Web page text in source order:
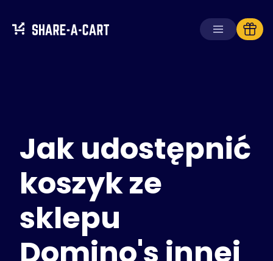
Rozwiązania
Dla konsumentów
Dla szkół
Dla firm
Zaloguj się
Jak udostępnić
koszyk ze
sklepu
Domino's innej